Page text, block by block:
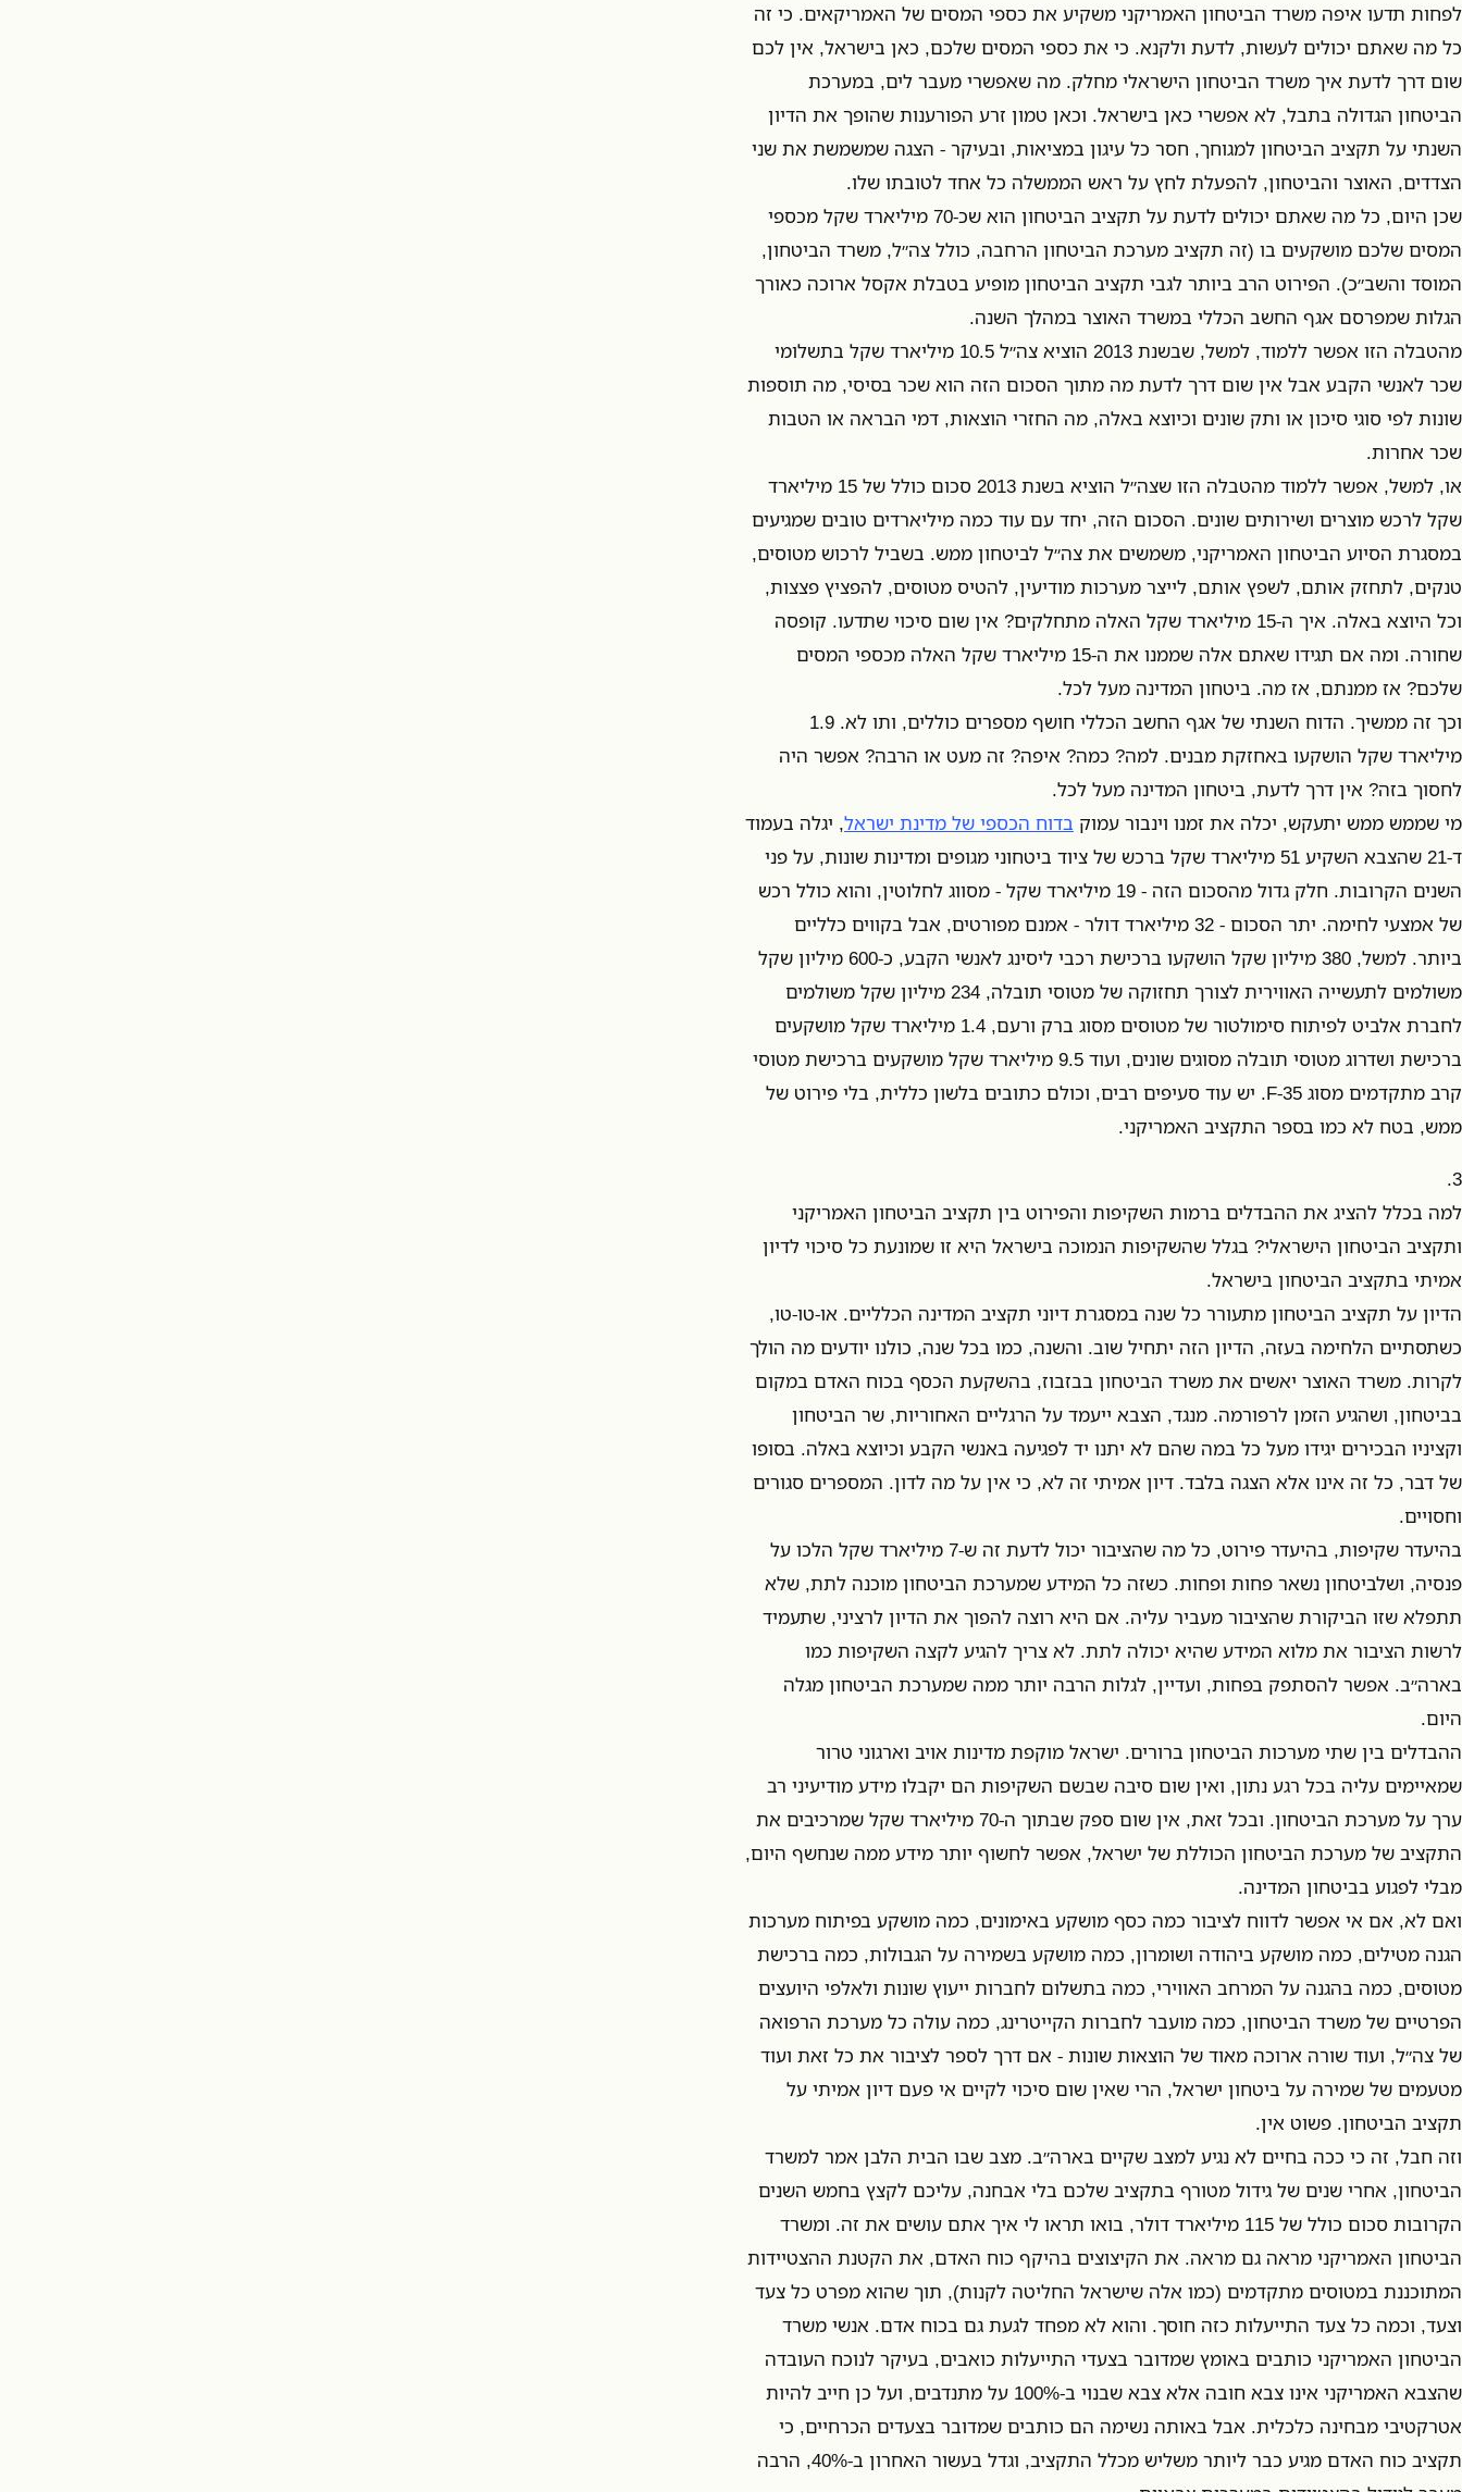
לפחות תדעו איפה משרד הביטחון האמריקני משקיע את כספי המסים של האמריקאים. כי זה
כל מה שאתם יכולים לעשות, לדעת ולקנא. כי את כספי המסים שלכם, כאן בישראל, אין לכם
שום דרך לדעת איך משרד הביטחון הישראלי מחלק. מה שאפשרי מעבר לים, במערכת
הביטחון הגדולה בתבל, לא אפשרי כאן בישראל. וכאן טמון זרע הפורענות שהופך את הדיון
השנתי על תקציב הביטחון למגוחך, חסר כל עיגון במציאות, ובעיקר - הצגה שמשמשת את שני
הצדדים, האוצר והביטחון, להפעלת לחץ על ראש הממשלה כל אחד לטובתו שלו.
שכן היום, כל מה שאתם יכולים לדעת על תקציב הביטחון הוא שכ-70 מיליארד שקל מכספי
המסים שלכם מושקעים בו (זה תקציב מערכת הביטחון הרחבה, כולל צה״ל, משרד הביטחון,
המוסד והשב״כ). הפירוט הרב ביותר לגבי תקציב הביטחון מופיע בטבלת אקסל ארוכה כאורך
הגלות שמפרסם אגף החשב הכללי במשרד האוצר במהלך השנה.
מהטבלה הזו אפשר ללמוד, למשל, שבשנת 2013 הוציא צה״ל 10.5 מיליארד שקל בתשלומי
שכר לאנשי הקבע אבל אין שום דרך לדעת מה מתוך הסכום הזה הוא שכר בסיסי, מה תוספות
שונות לפי סוגי סיכון או ותק שונים וכיוצא באלה, מה החזרי הוצאות, דמי הבראה או הטבות
שכר אחרות.
או, למשל, אפשר ללמוד מהטבלה הזו שצה״ל הוציא בשנת 2013 סכום כולל של 15 מיליארד
שקל לרכש מוצרים ושירותים שונים. הסכום הזה, יחד עם עוד כמה מיליארדים טובים שמגיעים
במסגרת הסיוע הביטחון האמריקני, משמשים את צה״ל לביטחון ממש. בשביל לרכוש מטוסים,
טנקים, לתחזק אותם, לשפץ אותם, לייצר מערכות מודיעין, להטיס מטוסים, להפציץ פצצות,
וכל היוצא באלה. איך ה-15 מיליארד שקל האלה מתחלקים? אין שום סיכוי שתדעו. קופסה
שחורה. ומה אם תגידו שאתם אלה שממנו את ה-15 מיליארד שקל האלה מכספי המסים
שלכם? אז ממנתם, אז מה. ביטחון המדינה מעל לכל.
וכך זה ממשיך. הדוח השנתי של אגף החשב הכללי חושף מספרים כוללים, ותו לא. 1.9
מיליארד שקל הושקעו באחזקת מבנים. למה? כמה? איפה? זה מעט או הרבה? אפשר היה
לחסוך בזה? אין דרך לדעת, ביטחון המדינה מעל לכל.
מי שממש ממש יתעקש, יכלה את זמנו וינבור עמוק בדוח הכספי של מדינת ישראל, יגלה בעמוד
ד-21 שהצבא השקיע 51 מיליארד שקל ברכש של ציוד ביטחוני מגופים ומדינות שונות, על פני
השנים הקרובות. חלק גדול מהסכום הזה - 19 מיליארד שקל - מסווג לחלוטין, והוא כולל רכש
של אמצעי לחימה. יתר הסכום - 32 מיליארד דולר - אמנם מפורטים, אבל בקווים כלליים
ביותר. למשל, 380 מיליון שקל הושקעו ברכישת רכבי ליסינג לאנשי הקבע, כ-600 מיליון שקל
משולמים לתעשייה האווירית לצורך תחזוקה של מטוסי תובלה, 234 מיליון שקל משולמים
לחברת אלביט לפיתוח סימולטור של מטוסים מסוג ברק ורעם, 1.4 מיליארד שקל מושקעים
ברכישת ושדרוג מטוסי תובלה מסוגים שונים, ועוד 9.5 מיליארד שקל מושקעים ברכישת מטוסי
קרב מתקדמים מסוג F-35. יש עוד סעיפים רבים, וכולם כתובים בלשון כללית, בלי פירוט של
ממש, בטח לא כמו בספר התקציב האמריקני.
3.
למה בכלל להציג את ההבדלים ברמות השקיפות והפירוט בין תקציב הביטחון האמריקני
ותקציב הביטחון הישראלי? בגלל שהשקיפות הנמוכה בישראל היא זו שמונעת כל סיכוי לדיון
אמיתי בתקציב הביטחון בישראל.
הדיון על תקציב הביטחון מתעורר כל שנה במסגרת דיוני תקציב המדינה הכלליים. או-טו-טו,
כשתסתיים הלחימה בעזה, הדיון הזה יתחיל שוב. והשנה, כמו בכל שנה, כולנו יודעים מה הולך
לקרות. משרד האוצר יאשים את משרד הביטחון בבזבוז, בהשקעת הכסף בכוח האדם במקום
בביטחון, ושהגיע הזמן לרפורמה. מנגד, הצבא ייעמד על הרגליים האחוריות, שר הביטחון
וקציניו הבכירים יגידו מעל כל במה שהם לא יתנו יד לפגיעה באנשי הקבע וכיוצא באלה. בסופו
של דבר, כל זה אינו אלא הצגה בלבד. דיון אמיתי זה לא, כי אין על מה לדון. המספרים סגורים
וחסויים.
בהיעדר שקיפות, בהיעדר פירוט, כל מה שהציבור יכול לדעת זה ש-7 מיליארד שקל הלכו על
פנסיה, ושלביטחון נשאר פחות ופחות. כשזה כל המידע שמערכת הביטחון מוכנה לתת, שלא
תתפלא שזו הביקורת שהציבור מעביר עליה. אם היא רוצה להפוך את הדיון לרציני, שתעמיד
לרשות הציבור את מלוא המידע שהיא יכולה לתת. לא צריך להגיע לקצה השקיפות כמו
בארה״ב. אפשר להסתפק בפחות, ועדיין, לגלות הרבה יותר ממה שמערכת הביטחון מגלה
היום.
ההבדלים בין שתי מערכות הביטחון ברורים. ישראל מוקפת מדינות אויב וארגוני טרור
שמאיימים עליה בכל רגע נתון, ואין שום סיבה שבשם השקיפות הם יקבלו מידע מודיעיני רב
ערך על מערכת הביטחון. ובכל זאת, אין שום ספק שבתוך ה-70 מיליארד שקל שמרכיבים את
התקציב של מערכת הביטחון הכוללת של ישראל, אפשר לחשוף יותר מידע ממה שנחשף היום,
מבלי לפגוע בביטחון המדינה.
ואם לא, אם אי אפשר לדווח לציבור כמה כסף מושקע באימונים, כמה מושקע בפיתוח מערכות
הגנה מטילים, כמה מושקע ביהודה ושומרון, כמה מושקע בשמירה על הגבולות, כמה ברכישת
מטוסים, כמה בהגנה על המרחב האווירי, כמה בתשלום לחברות ייעוץ שונות ולאלפי היועצים
הפרטיים של משרד הביטחון, כמה מועבר לחברות הקייטרינג, כמה עולה כל מערכת הרפואה
של צה״ל, ועוד שורה ארוכה מאוד של הוצאות שונות - אם דרך לספר לציבור את כל זאת ועוד
מטעמים של שמירה על ביטחון ישראל, הרי שאין שום סיכוי לקיים אי פעם דיון אמיתי על
תקציב הביטחון. פשוט אין.
וזה חבל, זה כי ככה בחיים לא נגיע למצב שקיים בארה״ב. מצב שבו הבית הלבן אמר למשרד
הביטחון, אחרי שנים של גידול מטורף בתקציב שלכם בלי אבחנה, עליכם לקצץ בחמש השנים
הקרובות סכום כולל של 115 מיליארד דולר, בואו תראו לי איך אתם עושים את זה. ומשרד
הביטחון האמריקני מראה גם מראה. את הקיצוצים בהיקף כוח האדם, את הקטנת ההצטיידות
המתוכננת במטוסים מתקדמים (כמו אלה שישראל החליטה לקנות), תוך שהוא מפרט כל צעד
וצעד, וכמה כל צעד התייעלות כזה חוסך. והוא לא מפחד לגעת גם בכוח אדם. אנשי משרד
הביטחון האמריקני כותבים באומץ שמדובר בצעדי התייעלות כואבים, בעיקר לנוכח העובדה
שהצבא האמריקני אינו צבא חובה אלא צבא שבנוי ב-100% על מתנדבים, ועל כן חייב להיות
אטרקטיבי מבחינה כלכלית. אבל באותה נשימה הם כותבים שמדובר בצעדים הכרחיים, כי
תקציב כוח האדם מגיע כבר ליותר משליש מכלל התקציב, וגדל בעשור האחרון ב-40%, הרבה